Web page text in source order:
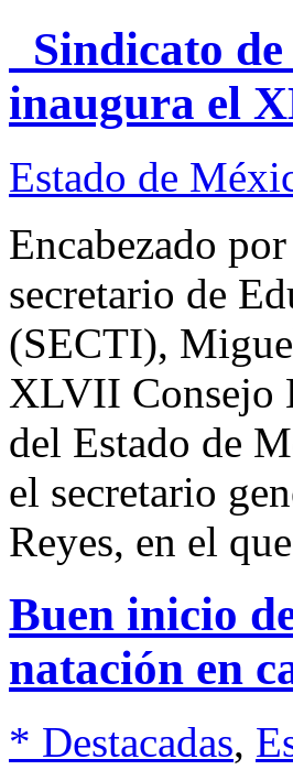
Sindicato
inaugura el
Estado de
Encabezado
secretario de
(SECTI),
XLVII Consejo
del Estado de
el secretario
Reyes, en el
Buen inicio
natación en
* Destacadas,